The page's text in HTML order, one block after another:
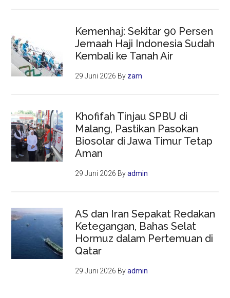
Kemenhaj: Sekitar 90 Persen
Jemaah Haji Indonesia Sudah
Kembali ke Tanah Air
29 Juni 2026 By zam
Khofifah Tinjau SPBU di
Malang, Pastikan Pasokan
Biosolar di Jawa Timur Tetap
Aman
29 Juni 2026 Byadmin
AS dan Iran Sepakat Redakan
Ketegangan, Bahas Selat
Hormuz dalam Pertemuan di
Qatar
29 Juni 2026 Byadmin